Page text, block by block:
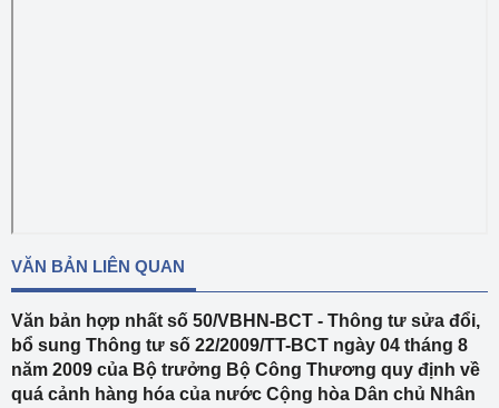
VĂN BẢN LIÊN QUAN
Văn bản hợp nhất số 50/VBHN-BCT - Thông tư sửa đổi,
bổ sung Thông tư số 22/2009/TT-BCT ngày 04 tháng 8
năm 2009 của Bộ trưởng Bộ Công Thương quy định về
quá cảnh hàng hóa của nước Cộng hòa Dân chủ Nhân